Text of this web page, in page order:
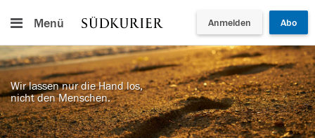
Menü Anmelden Abo
Wir lassen nur die Hand los,
nicht den Menschen.